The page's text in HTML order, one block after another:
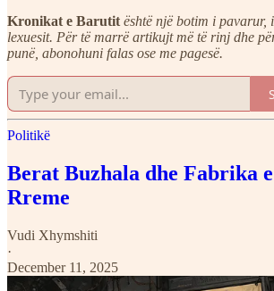
Kronikat e Barutit është një botim i pavarur,
lexuesit. Për të marrë artikujt më të rinj dhe
punë, abonohuni falas ose me pagesë.
Politikë
Berat Buzhala dhe Fabrika
Rreme
Vudi Xhymshiti
·
December 11, 2025